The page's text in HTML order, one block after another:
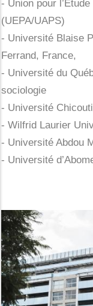
- Union pour
(UEPA/UAPS)
- Université Blaise
Ferrand, France,
- Université du
sociologie
- Université
- Wilfrid Laurier
- Université Abdou
- Université